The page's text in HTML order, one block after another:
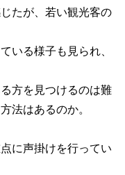
たが、若い観光客の
いる様子も見られ、
方を見つけるのは難
法はあるのか。
に声掛けを行ってい